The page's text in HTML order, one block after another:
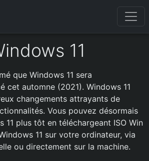
11
que Windows 11 sera
cet automne (2021). Windows 11
changements attrayants de
Vous pouvez désormais
11 plus tôt en téléchargeant ISO Win
11 sur votre ordinateur, via
ou directement sur la machine.